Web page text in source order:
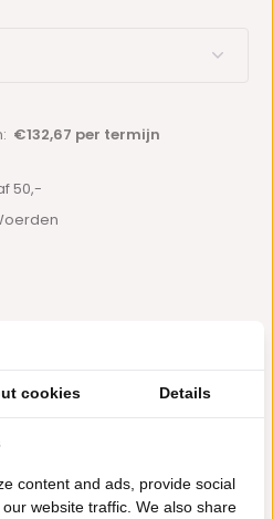
€132,67 per termijn
50,-
this product?
you find the right product
cookies Details
content and ads, provide social
website traffic. We also share